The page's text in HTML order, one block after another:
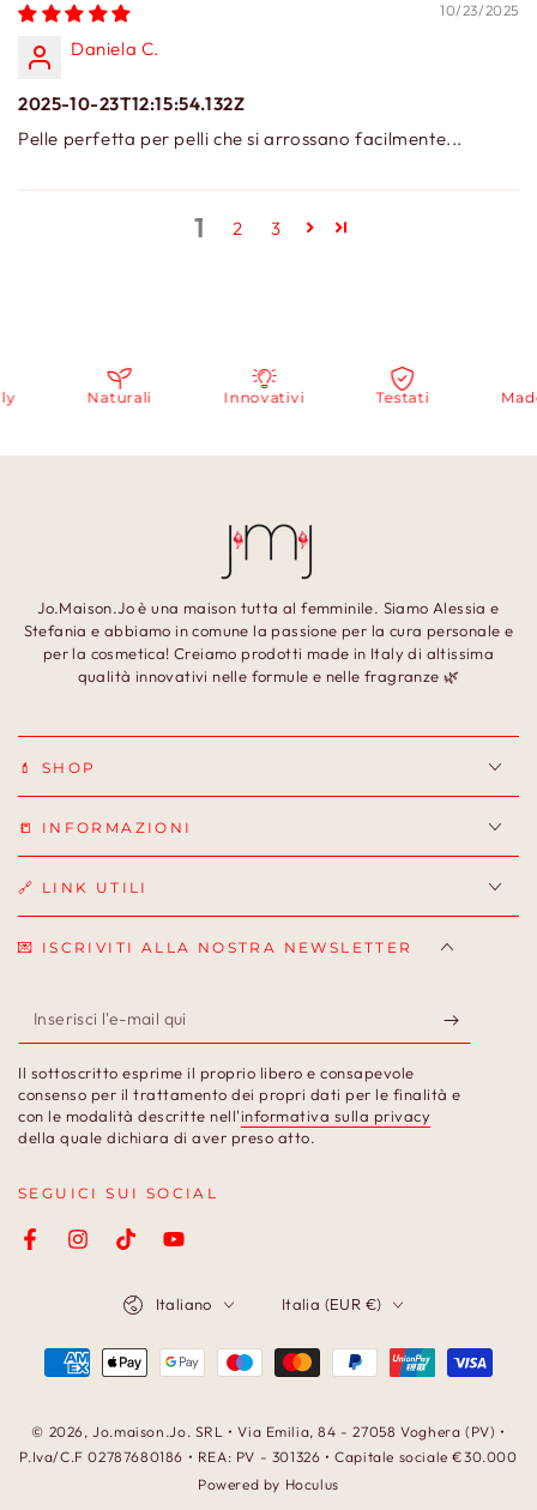
10/23/2025
Daniela C.
2025-10-23T12:15:54.132Z
Pelle perfetta per pelli che si arrossano facilmente...
1 2 3
Naturali Innovativi Testati Made
Jo.Maison.Jo è una maison tutta al femminile. Siamo Alessia e
Stefania e abbiamo in comune la passione per la cura personale e
per la cosmetica! Creiamo prodotti made in Italy di altissima
qualità innovativi nelle formule e nelle fragranze 🌿
💄 SHOP
📒 INFORMAZIONI
🔗 LINK UTILI
💌 ISCRIVITI ALLA NOSTRA NEWSLETTER
Inserisci
l'e-
mail
qui
Il sottoscritto esprime il proprio libero e consapevole
consenso per il trattamento dei propri dati per le finalità e
con le modalità descritte nell'informativa sulla privacy
della quale dichiara di aver preso atto.
SEGUICI SUI SOCIAL
FacebookInstagramTikTokYouTube
© 2026,Jo.maison.Jo. SRL • Via Emilia, 84 - 27058 Voghera (PV) •
P.Iva/C.F 02787680186 • REA: PV - 301326 • Capitale sociale €30.000
Powered by Hoculus
Italiano
geografica
Italia (EUR €)
Modalità
pagamento